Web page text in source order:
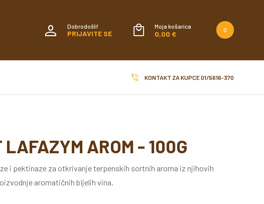
Dobrodošli!
PRIJAVITE SE
Moja košarica
0,00 €
0
KONTAKT ZA KUPCE01/5616-370
AROM - 100G
i pektinaze za otkrivanje terpenskih sortnih aroma iz njihovih
aromatičnih bijelih vina.